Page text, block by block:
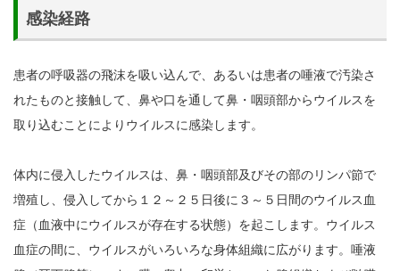
感染経路
患者の呼吸器の飛沫を吸い込んで、あるいは患者の唾液で汚染さ
れたものと接触して、鼻や口を通して鼻・咽頭部からウイルスを
取り込むことによりウイルスに感染します。
体内に侵入したウイルスは、鼻・咽頭部及びその部のリンパ節で
増殖し、侵入してから１２～２５日後に３～５日間のウイルス血
症（血液中にウイルスが存在する状態）を起こします。ウイルス
血症の間に、ウイルスがいろいろな身体組織に広がります。唾液